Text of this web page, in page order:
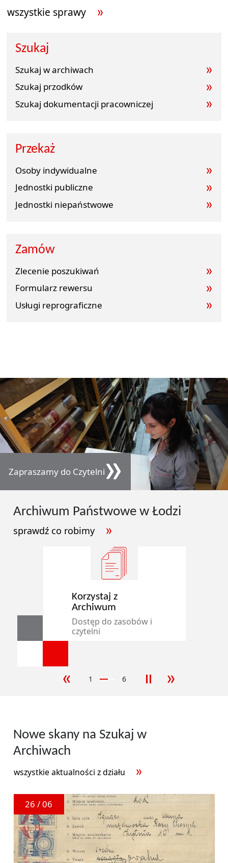
wszystkie sprawy
Szukaj
Szukaj w archiwach
Szukaj przodków
Szukaj dokumentacji pracowniczej
Przekaż
Osoby indywidualne
Jednostki publiczne
Jednostki niepaństwowe
Zamów
Zlecenie poszukiwań
Formularz rewersu
Usługi reprograficzne
Zapraszamy do Czytelni
Archiwum Państwowe w Łodzi
sprawdź co robimy
poprzedni slajd
1 6 następny
Korzystaj z
Archiwum
Dostęp do zasobów i
czytelni
Nowe skany na Szukaj w
Archiwach
wszystkie aktualności z działu
26 / 06